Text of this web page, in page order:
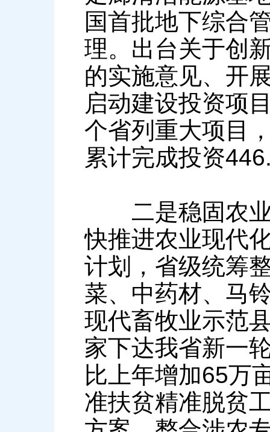
国首批地下综合
理。出台关于创
的实施意见、开
启动建设投资项
个省列重大项目
累计完成投资
二是稳固农业
快推进农业现代
计划，省级统筹
菜、中药材、马
现代畜牧业示范
家下达我省新一
比上年增加65万
准扶贫精准脱贫